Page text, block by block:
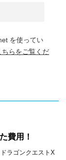
を使ってい
らをご覧くだ
費用！
ラゴンクエストX